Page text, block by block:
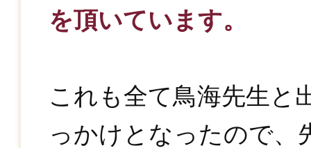
を頂いています。
これも全て鳥海先生と
っかけとなったので、